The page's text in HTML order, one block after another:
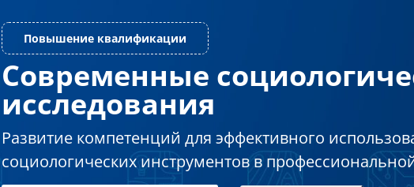
Повышение квалификации
Современные
исследования
Развитие компетенций для эффективного
социологических инструментов в